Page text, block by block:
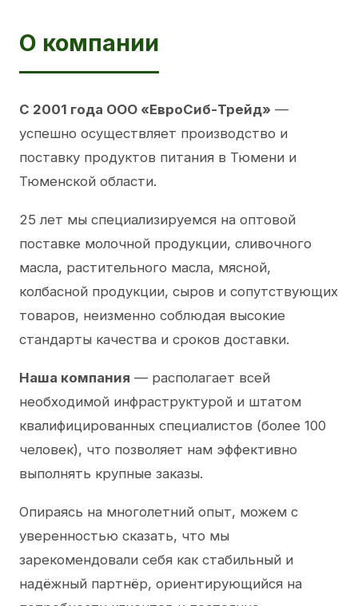
О компании
С 2001 года ООО «ЕвроСиб-Трейд» —
успешно осуществляет производство и
поставку продуктов питания в Тюмени и
Тюменской области.
25 лет мы специализируемся на оптовой
поставке молочной продукции, сливочного
масла, растительного масла, мясной,
колбасной продукции, сыров и сопутствующих
товаров, неизменно соблюдая высокие
стандарты качества и сроков доставки.
Наша компания — располагает всей
необходимой инфраструктурой и штатом
квалифицированных специалистов (более 100
человек), что позволяет нам эффективно
выполнять крупные заказы.
Опираясь на многолетний опыт, можем с
уверенностью сказать, что мы
зарекомендовали себя как стабильный и
надёжный партнёр, ориентирующийся на